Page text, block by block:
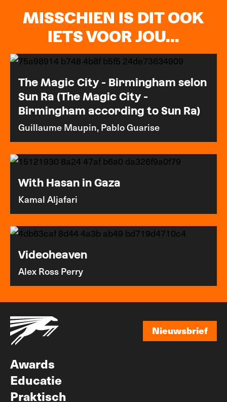
MISSCHIEN IS DIT OOK
IETS VOOR JOU...
The Magic City - Birmingham selon
Sun Ra (The Magic City -
Birmingham according to Sun Ra)
Guillaume Maupin, Pablo Guarise
With Hasan in Gaza
Kamal Aljafari
Videoheaven
Alex Ross Perry
Nieuwsbrief
Awards
Educatie
Praktisch